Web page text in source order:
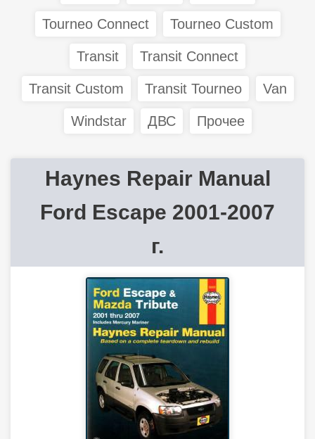
Tourneo Connect Tourneo Custom
Transit Transit Connect
Transit Custom Transit Tourneo Van
Windstar ДВС Прочее
Haynes Repair Manual
Ford Escape 2001-2007
г.